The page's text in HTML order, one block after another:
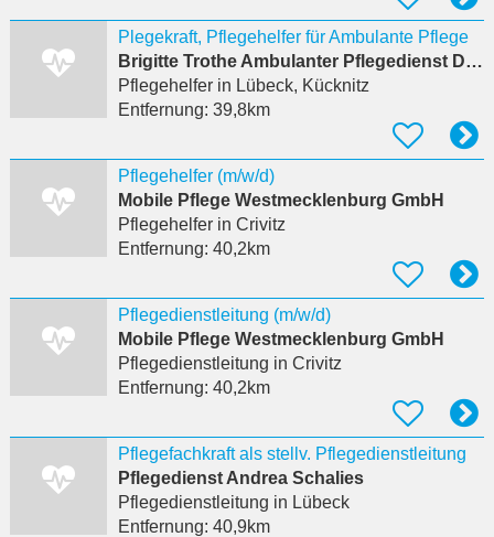
Plegekraft, Pflegehelfer für Ambulante Pflege
Brigitte Trothe Ambulanter Pflegedienst Dänischburg
Pflegehelferin Lübeck, Kücknitz
Entfernung: 39,8km
Pflegehelfer (m/w/d)
Mobile Pflege Westmecklenburg GmbH
Pflegehelferin Crivitz
Entfernung: 40,2km
Pflegedienstleitung (m/w/d)
Mobile Pflege Westmecklenburg GmbH
Pflegedienstleitung in Crivitz
Entfernung: 40,2km
Pflegefachkraft als stellv. Pflegedienstleitung
Pflegedienst Andrea Schalies
Pflegedienstleitung in Lübeck
Entfernung: 40,9km